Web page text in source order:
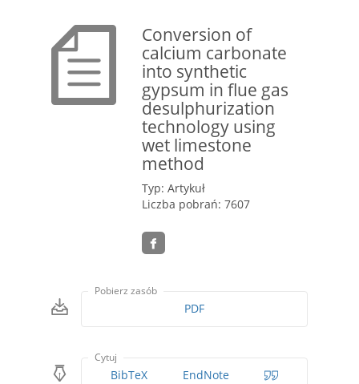
Conversion of
calcium carbonate
into synthetic
gypsum in flue gas
desulphurization
technology using
wet limestone
method
Typ: Artykuł
Liczba pobrań: 7607
Pobierz zasób
PDF
Cytuj
BibTeX EndNote